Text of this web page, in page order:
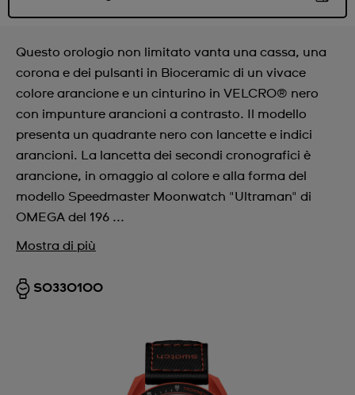
Questo orologio non limitato vanta una cassa, una
corona e dei pulsanti in Bioceramic di un vivace
colore arancione e un cinturino in VELCRO® nero
con impunture arancioni a contrasto. Il modello
presenta un quadrante nero con lancette e indici
arancioni. La lancetta dei secondi cronografici è
arancione, in omaggio al colore e alla forma del
modello Speedmaster Moonwatch "Ultraman" di
OMEGA del 196 ...
Mostra di più
SO33O100